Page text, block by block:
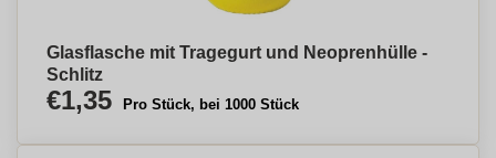
Glasflasche mit Tragegurt und Neoprenhülle -
Schlitz
€1,35 Pro Stück, bei 1000 Stück